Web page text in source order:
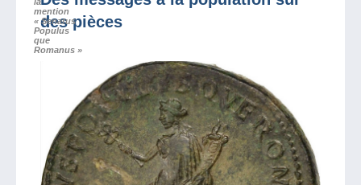
des pièces
mention
« Senatus
Populus
que
Romanus »